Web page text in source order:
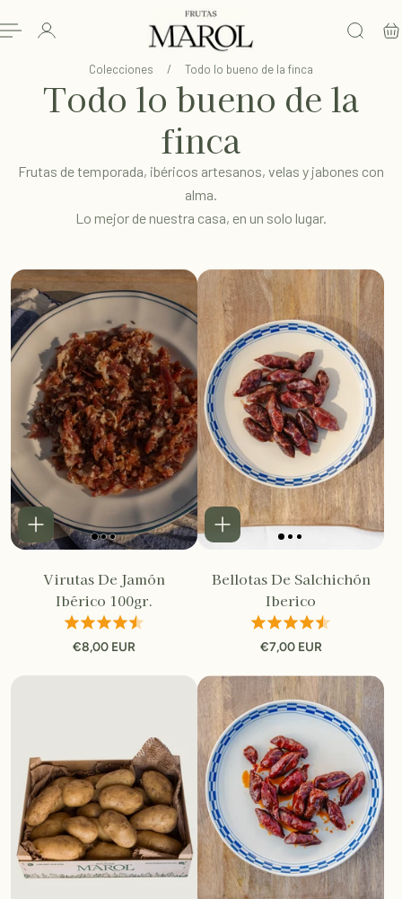
Colecciones / Todo lo bueno de la finca
Todo lo bueno de la
finca
Frutas de temporada, ibéricos artesanos, velas y jabones con
alma.
Lo mejor de nuestra casa, en un solo lugar.
Virutas De Jamón
Ibérico 100gr.
€8,00 EUR
Bellotas De Salchichón
Iberico
€7,00 EUR